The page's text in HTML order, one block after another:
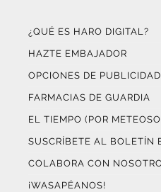
¿QUÉ ES HARO DIGITAL?
HAZTE EMBAJADOR
OPCIONES DE PUBLICIDAD
FARMACIAS DE GUARDIA
EL TIEMPO (POR
SUSCRÍBETE AL BOLETÍN
COLABORA CON
¡WASAPÉANOS!